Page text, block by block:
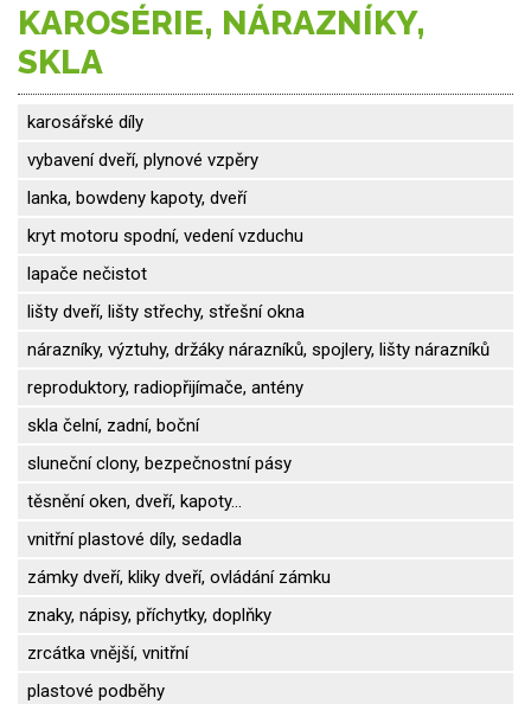
KAROSÉRIE, NÁRAZNÍKY,
SKLA
karosářské díly
vybavení dveří, plynové vzpěry
lanka, bowdeny kapoty, dveří
kryt motoru spodní, vedení vzduchu
lapače nečistot
lišty dveří, lišty střechy, střešní okna
nárazníky, výztuhy, držáky nárazníků, spojlery, lišty nárazníků
reproduktory, radiopřijímače, antény
skla čelní, zadní, boční
sluneční clony, bezpečnostní pásy
těsnění oken, dveří, kapoty...
vnitřní plastové díly, sedadla
zámky dveří, kliky dveří, ovládání zámku
znaky, nápisy, příchytky, doplňky
zrcátka vnější, vnitřní
plastové podběhy